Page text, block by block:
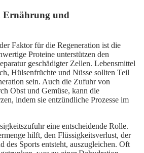
Ernährung und
Faktor für die Regeneration ist die
Proteine unterstützen den
geschädigter Zellen. Lebensmittel
Hülsenfrüchte und Nüsse sollten Teil
sein. Auch die Zufuhr von
Obst und Gemüse, kann die
indem sie entzündliche Prozesse im
eine entscheidende Rolle.
hilft, den Flüssigkeitsverlust, der
des Sports entsteht, auszugleichen. Oft